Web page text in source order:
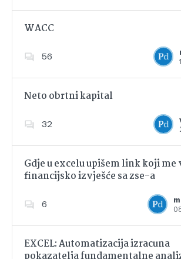
WACC
56
Dodajte u
Neto obrtni kapital
32
Dodajte u
Gdje u excelu upišem link koji me
financijsko izvješće sa zse-a
6
Dodajte u
EXCEL: Automatizacija izracuna